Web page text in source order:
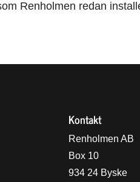
Renholmen redan
logo Kontakt
Renholmen AB
Box 10
934 24 Byske